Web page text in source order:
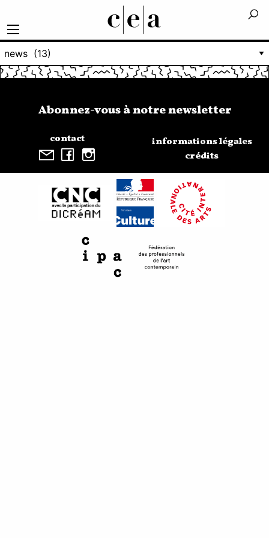
contact
Abonnez-vous à notre newsletter
informations légales
crédits